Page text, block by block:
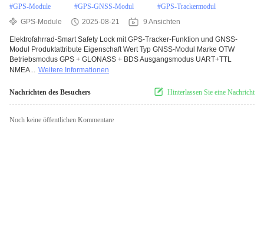
#GPS-Module #GPS-GNSS-Modul #GPS-Trackermodul
GPS-Module
2025-08-21 9 Ansichten
Elektrofahrrad-Smart Safety Lock mit GPS-Tracker-Funktion und GNSS-
Modul Produktattribute Eigenschaft Wert Typ GNSS-Modul Marke OTW
Betriebsmodus GPS + GLONASS + BDS Ausgangsmodus UART+TTL
NMEA... Weitere Informationen
Nachrichten des Besuchers Hinterlassen Sie eine Nachricht
Noch keine öffentlichen Kommentare